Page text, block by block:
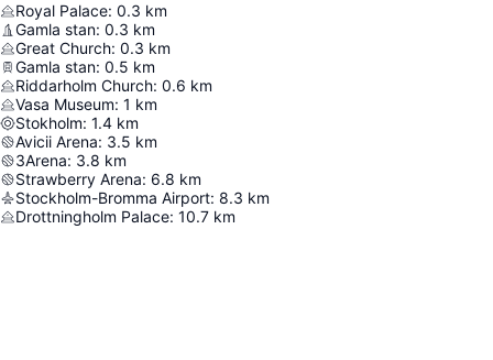
Royal Palace: 0.3 km
Gamla stan: 0.3 km
Great Church: 0.3 km
Gamla stan: 0.5 km
Riddarholm Church: 0.6 km
Vasa Museum: 1 km
Stokholm: 1.4 km
Avicii Arena: 3.5 km
3Arena: 3.8 km
Strawberry Arena: 6.8 km
Stockholm-Bromma Airport: 8.3 km
Drottningholm Palace: 10.7 km